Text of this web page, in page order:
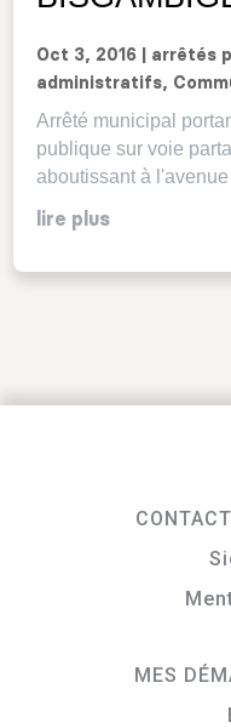
Oct 3, 2016
arrêtés
administratifs,
Arrêté municipal
publique sur voie
aboutissant à
lire plus
MES